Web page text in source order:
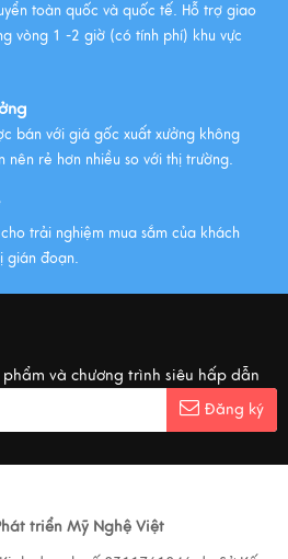
toàn quốc và quốc tế. Hỗ trợ giao
vòng 1 -2 giờ (có tính phí) khu vực
bán với giá gốc xuất xưởng không
nên rẻ hơn nhiều so với thị trường.
trải nghiệm mua sắm của khách
gián đoạn.
và chương trình siêu hấp dẫn
Đăng ký
triển Mỹ Nghệ Việt